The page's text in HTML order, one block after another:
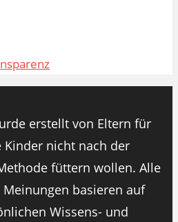
erstellt von Eltern für
Kinder nicht nach der
füttern wollen. Alle
basieren auf
Wissens- und